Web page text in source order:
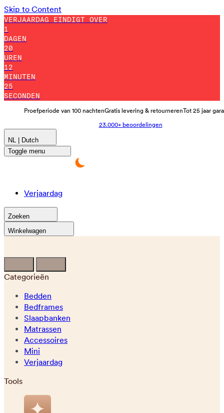
Skip to Content
VERJAARDAG EINDIGT OVER
1
DAGEN
20
UREN
12
MINUTEN
14
SECONDEN
Proefperiode van 100 nachtenGratis levering & retournerenTot 25 jaar
23.000+ beoordelingen
NL | Dutch
Toggle menu
Verjaardag
Zoeken
Winkelwagen
Categorieën
Bedden
Bedframes
Slaapbanken
Matrassen
Accessoires
Mini
Verjaardag
Tools